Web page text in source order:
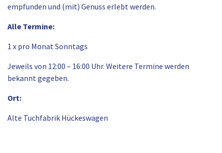
empfunden und (mit) Genuss erlebt werden.
Alle Termine:
1 x pro Monat Sonntags
Jeweils von 12:00 – 16:00 Uhr. Weitere Termine werden
bekannt gegeben.
Ort:
Alte Tuchfabrik Hückeswagen